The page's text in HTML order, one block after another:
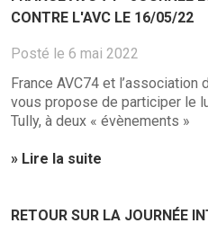
CONTRE L'AVC LE 16/05/22
Posté le 6 mai 2022
France AVC74 et l’association
vous propose de participer le
Tully, à deux « évènements »
» Lire la suite
RETOUR SUR LA JOURNÉE